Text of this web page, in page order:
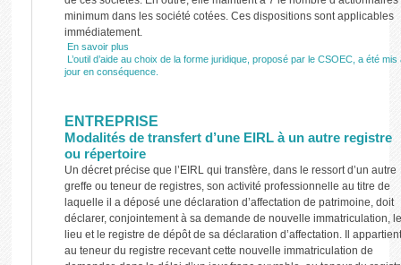
minimum dans les société cotées. Ces dispositions sont applicables
immédiatement.
En savoir plus
L’outil d’aide au choix de la forme juridique, proposé par le CSOEC, a été mis
jour en conséquence.
ENTREPRISE
Modalités de transfert d’une EIRL à un autre registre
ou répertoire
Un décret précise que l’EIRL qui transfère, dans le ressort d’un autre
greffe ou teneur de registres, son activité professionnelle au titre de
laquelle il a déposé une déclaration d’affectation de patrimoine, doit
déclarer, conjointement à sa demande de nouvelle immatriculation, le
lieu et le registre de dépôt de sa déclaration d’affectation. Il appartient
au teneur du registre recevant cette nouvelle immatriculation de